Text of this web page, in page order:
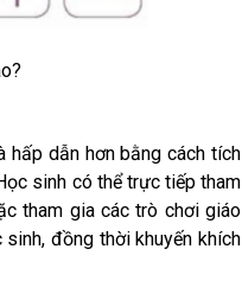
hấp dẫn hơn bằng cách tích
sinh có thể trực tiếp tham
tham gia các trò chơi giáo
đồng thời khuyến khích